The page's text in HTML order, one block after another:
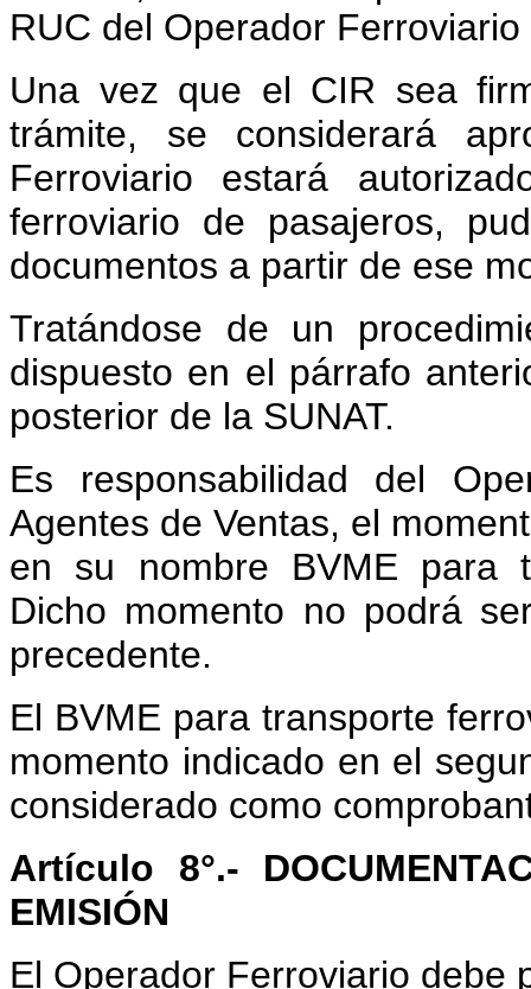
RUC del Operador
Una vez que el CIR sea
trámite, se considerará
Ferroviario estará
ferroviario de pasajeros,
documentos a partir de ese
Tratándose de un
dispuesto en el párrafo
posterior de la SUNAT.
Es responsabilidad del
Agentes de Ventas, el
en su nombre BVME para
Dicho momento no podrá
precedente.
El BVME para transporte
momento indicado en el
considerado como
Artículo 8°.-
EMISIÓN
El Operador Ferroviario debe